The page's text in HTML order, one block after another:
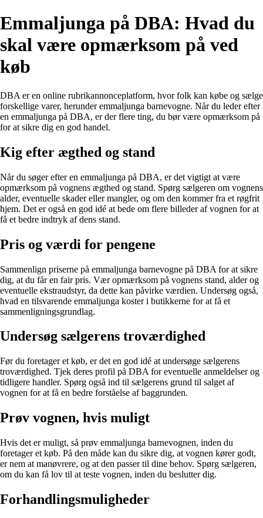
Emmaljunga på DBA: Hvad du
skal være opmærksom på ved
køb
DBA er en online rubrikannonceplatform, hvor folk kan købe og sælge
forskellige varer, herunder emmaljunga barnevogne. Når du leder efter
en emmaljunga på DBA, er der flere ting, du bør være opmærksom på
for at sikre dig en god handel.
Kig efter ægthed og stand
Når du søger efter en emmaljunga på DBA, er det vigtigt at være
opmærksom på vognens ægthed og stand. Spørg sælgeren om vognens
alder, eventuelle skader eller mangler, og om den kommer fra et røgfrit
hjem. Det er også en god idé at bede om flere billeder af vognen for at
få et bedre indtryk af dens stand.
Pris og værdi for pengene
Sammenlign priserne på emmaljunga barnevogne på DBA for at sikre
dig, at du får en fair pris. Vær opmærksom på vognens stand, alder og
eventuelle ekstraudstyr, da dette kan påvirke værdien. Undersøg også,
hvad en tilsvarende emmaljunga koster i butikkerne for at få et
sammenligningsgrundlag.
Undersøg sælgerens troværdighed
Før du foretager et køb, er det en god idé at undersøge sælgerens
troværdighed. Tjek deres profil på DBA for eventuelle anmeldelser og
tidligere handler. Spørg også ind til sælgerens grund til salget af
vognen for at få en bedre forståelse af baggrunden.
Prøv vognen, hvis muligt
Hvis det er muligt, så prøv emmaljunga barnevognen, inden du
foretager et køb. På den måde kan du sikre dig, at vognen kører godt,
er nem at manøvrere, og at den passer til dine behov. Spørg sælgeren,
om du kan få lov til at teste vognen, inden du beslutter dig.
Forhandlingsmuligheder